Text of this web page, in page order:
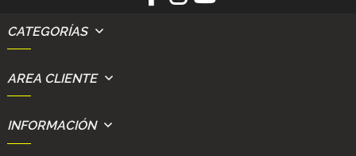
CATEGORÍAS
AREA CLIENTE
INFORMACIÓN